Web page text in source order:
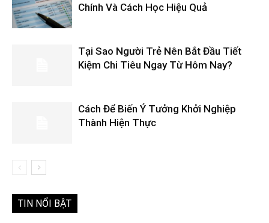
Chính Và Cách Học Hiệu Quả
Tại Sao Người Trẻ Nên Bắt Đầu Tiết
Kiệm Chi Tiêu Ngay Từ Hôm Nay?
Cách Để Biến Ý Tưởng Khởi Nghiệp
Thành Hiện Thực
TIN NỔI BẬT